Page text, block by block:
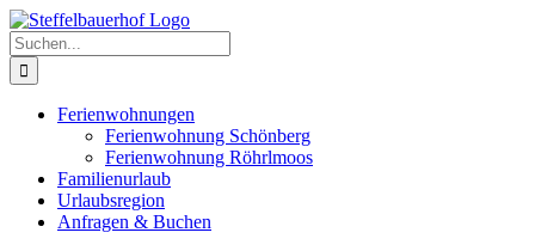
Zum
Inhalt
springen
Suche
nach:
Ferienwohnungen
Ferienwohnung Schönberg
Ferienwohnung Röhrlmoos
Familienurlaub
Urlaubsregion
Anfragen & Buchen